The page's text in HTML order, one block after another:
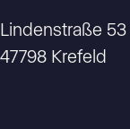
Lindenstraße 53
47798 Krefeld